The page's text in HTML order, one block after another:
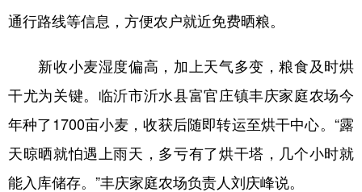
通行路线等信息，方便农户就近免费晒粮。
新收小麦湿度偏高，加上天气多变，粮食及时烘
干尤为关键。临沂市沂水县富官庄镇丰庆家庭农场今
年种了1700亩小麦，收获后随即转运至烘干中心。“露
天晾晒就怕遇上雨天，多亏有了烘干塔，几个小时就
能入库储存。”丰庆家庭农场负责人刘庆峰说。